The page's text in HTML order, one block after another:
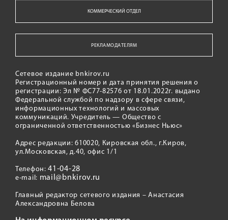
КОММЕРЧЕСКИЙ ОТДЕЛ
РЕКЛАМОДАТЕЛЯМ
Сетевое издание bnkirov.ru
Регистрационный номер и дата принятия решения о
регистрации: Эл № ФС77-82576 от 18.01.2022г. выдано
Федеральной службой по надзору в сфере связи,
информационных технологий и массовых
коммуникаций. Учредитель — Общество с
ограниченной ответственностью «Бизнес Ньюс»
Адрес редакции: 610020, Кировская обл., г.Киров,
ул.Московская, д.40, офис 1/1
Телефон:41-04-28
e-mail: mail@bnkirov.ru
Главный редактор сетевого издания – Анастасия
Александровна Белова